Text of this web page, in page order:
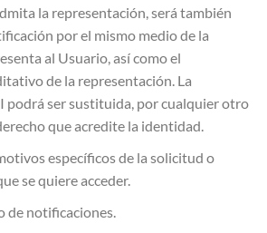
la representación, será también
por el mismo medio de la
al Usuario, así como el
de la representación. La
podrá ser sustituida, por cualquier otro
que acredite la identidad.
específicos de la solicitud o
se quiere acceder.
de notificaciones.